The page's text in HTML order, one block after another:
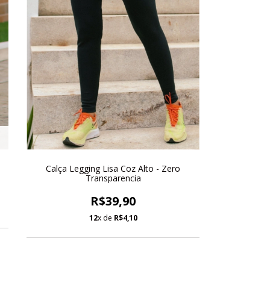
Calça Legging Lisa Coz Alto - Zero
Transparencia
R$39,90
12x de R$4,10